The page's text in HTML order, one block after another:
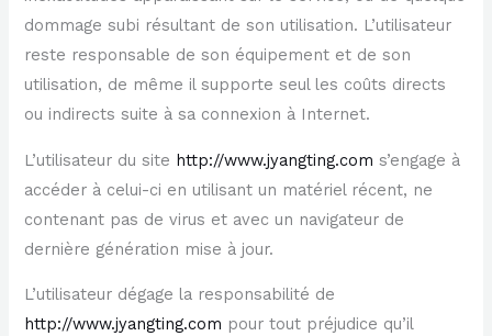
dommage subi résultant de son utilisation. L’utilisateur
reste responsable de son équipement et de son
utilisation, de même il supporte seul les coûts directs
ou indirects suite à sa connexion à Internet.
L’utilisateur du site http://www.jyangting.com s’engage à
accéder à celui-ci en utilisant un matériel récent, ne
contenant pas de virus et avec un navigateur de
dernière génération mise à jour.
L’utilisateur dégage la responsabilité de
http://www.jyangting.com pour tout préjudice qu’il